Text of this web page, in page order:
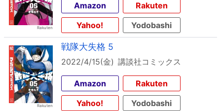
Amazon
Rakuten
Yahoo!
Yodobashi
戦隊大失格 5
2022/4/15(金) 講談社コミックス
Amazon
Rakuten
Yahoo!
Yodobashi